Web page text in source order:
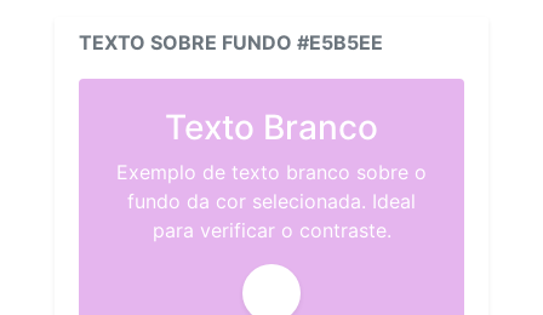
TEXTO SOBRE FUNDO #E5B5EE
Texto Branco
Exemplo de texto branco sobre o
fundo da cor selecionada. Ideal
para verificar o contraste.